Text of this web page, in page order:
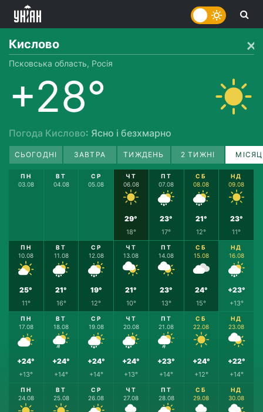
Кислово
Псковська область, Росія
+28°
Погода Кислово: Ясно і безхмарно
СЬОГОДНІ ЗАВТРА ТИЖДЕНЬ 2 ТИЖНІ
ПН
03.08
ВТ
04.08
СР
05.08
ЧТ
06.08
29°
18°
ПТ
07.08
23°
17°
СБ
08.08
21°
12°
НД
09.08
23°
11°
ПН
10.08
25°
11°
ВТ
11.08
21°
16°
СР
12.08
19°
12°
ЧТ
13.08
21°
10°
ПТ
14.08
23°
13°
СБ
15.08
24°
15°
НД
16.08
+23°
+13°
ПН
17.08
+24°
+13°
ВТ
18.08
+24°
+14°
СР
19.08
+24°
+14°
ЧТ
20.08
+24°
+13°
ПТ
21.08
+23°
+14°
СБ
22.08
+24°
+12°
НД
23.08
+22°
+14°
ПН
24.08
ВТ
25.08
СР
26.08
ЧТ
27.08
ПТ
28.08
СБ
29.08
НД
30.08